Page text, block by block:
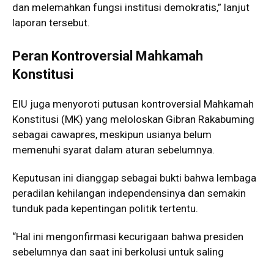
dan melemahkan fungsi institusi demokratis,” lanjut
laporan tersebut.
Peran Kontroversial Mahkamah
Konstitusi
EIU juga menyoroti putusan kontroversial Mahkamah
Konstitusi (MK) yang meloloskan Gibran Rakabuming
sebagai cawapres, meskipun usianya belum
memenuhi syarat dalam aturan sebelumnya.
Keputusan ini dianggap sebagai bukti bahwa lembaga
peradilan kehilangan independensinya dan semakin
tunduk pada kepentingan politik tertentu.
“Hal ini mengonfirmasi kecurigaan bahwa presiden
sebelumnya dan saat ini berkolusi untuk saling